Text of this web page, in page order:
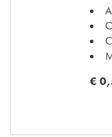
€